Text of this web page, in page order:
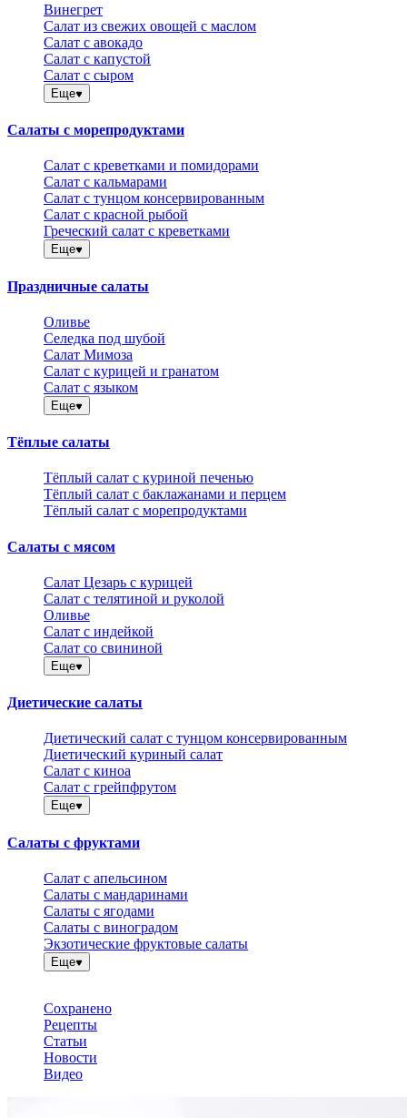
Винегрет
Салат из свежих овощей с маслом
Салат с авокадо
Салат с капустой
Салат с сыром
Еще
Салаты с морепродуктами
Салат с креветками и помидорами
Салат с кальмарами
Салат с тунцом консервированным
Салат с красной рыбой
Греческий салат с креветками
Еще
Праздничные салаты
Оливье
Селедка под шубой
Салат Мимоза
Салат с курицей и гранатом
Салат с языком
Еще
Тёплые салаты
Тёплый салат с куриной печенью
Тёплый салат с баклажанами и перцем
Тёплый салат с морепродуктами
Салаты с мясом
Салат Цезарь с курицей
Салат с телятиной и руколой
Оливье
Салат с индейкой
Салат со свининой
Еще
Диетические салаты
Диетический салат с тунцом консервированным
Диетический куриный салат
Салат с киноа
Салат с грейпфрутом
Еще
Салаты с фруктами
Салат с апельсином
Салаты с мандаринами
Салаты с ягодами
Салаты с виноградом
Экзотические фруктовые салаты
Еще
Сохранено
Рецепты
Статьи
Новости
Видео